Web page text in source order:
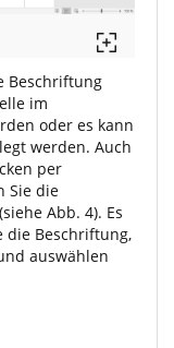
Beschriftung
im
oder es kann
werden. Auch
per
Sie die
Abb. 4). Es
die Beschriftung,
auswählen